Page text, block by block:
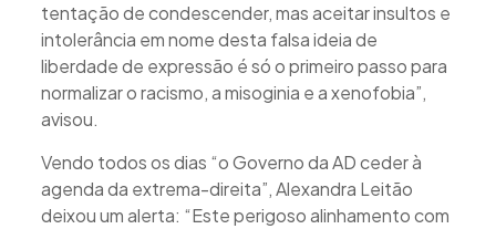
tentação de condescender, mas aceitar insultos e
intolerância em nome desta falsa ideia de
liberdade de expressão é só o primeiro passo para
normalizar o racismo, a misoginia e a xenofobia”,
avisou.
Vendo todos os dias “o Governo da AD ceder à
agenda da extrema-direita”, Alexandra Leitão
deixou um alerta: “Este perigoso alinhamento com